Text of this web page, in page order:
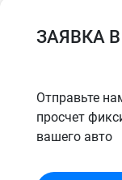
ЗАЯВКА В
Отправьте
просчет
вашего авто